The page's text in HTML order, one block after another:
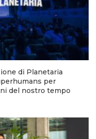
di Planetaria
per
del nostro tempo